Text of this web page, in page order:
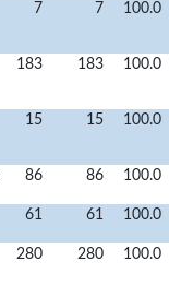
7 7 100.0
183 183 100.0
15 15 100.0
86 86 100.0
61 61 100.0
280 280 100.0